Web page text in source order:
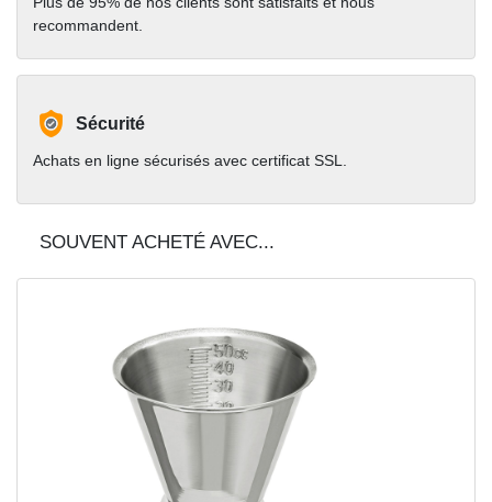
recommandent.
Sécurité
Achats en ligne sécurisés avec certificat SSL.
SOUVENT ACHETÉ AVEC...